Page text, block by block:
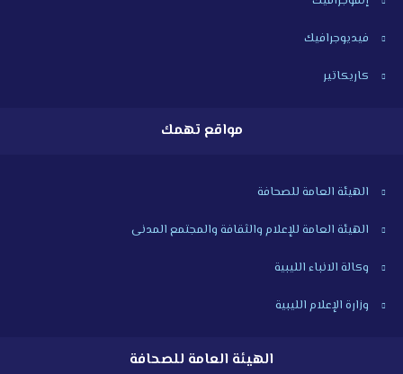
فيديوجرافيك
كاريكاتير
مواقع تهمك
الهيئة العامة للصحافة
الهيئة العامة للإعلام والثقافة والمجتمع المدنى
وكالة الانباء الليبية
وزارة الإعلام الليبية
الهيئة العامة للصحافة